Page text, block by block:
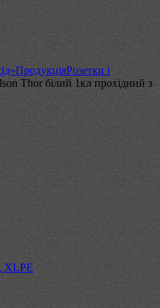
ПродукціяРозетки і
Thor білий 1кл прохідний з